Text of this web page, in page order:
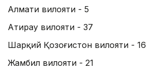
Алмати вилояти - 5
Aтирау вилояти - 37
Шарқий Қозоғистон вилояти - 16
Жамбил вилояти - 21